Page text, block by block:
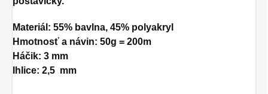
Materiál: 55% bavlna, 45% polyakryl
Hmotnosť a návin: 50g = 200m
Háčik: 3 mm
Ihlice: 2,5 mm